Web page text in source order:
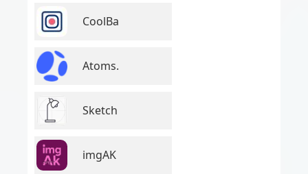
CoolBa
Atoms.
Sketch
imgAK